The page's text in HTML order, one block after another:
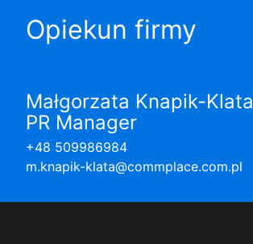
Opiekun firmy
Małgorzata Knapik-Klata
PR Manager
+48 509986984
m.knapik-klata@commplace.com.pl